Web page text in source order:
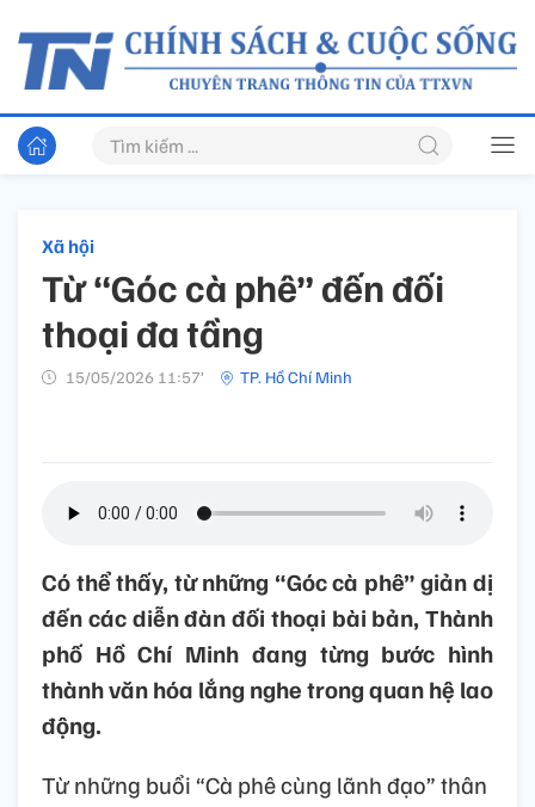
Xã hội
Từ “Góc cà phê” đến đối
thoại đa tầng
15/05/2026 11:57’ TP. Hồ Chí Minh
Có thể thấy, từ những “Góc cà phê” giản dị
đến các diễn đàn đối thoại bài bản, Thành
phố Hồ Chí Minh đang từng bước hình
thành văn hóa lắng nghe trong quan hệ lao
động.
Từ những buổi “Cà phê cùng lãnh đạo” thân